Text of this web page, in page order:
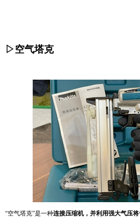
▷空气塔克
“空气塔克”是一种连接压缩机，并利用强大气压